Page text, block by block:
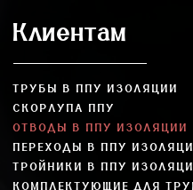
Клиентам
ТРУБЫ В ППУ ИЗОЛЯЦИИ
СКОРЛУПА ППУ
ОТВОДЫ В ППУ ИЗОЛЯЦИИ
ПЕРЕХОДЫ В ППУ
ТРОЙНИКИ В ППУ
КОМПЛЕКТУЮЩИЕ ДЛЯ